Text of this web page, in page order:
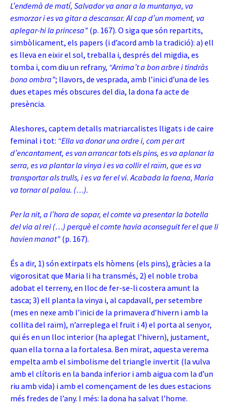
L’endemà de matí, Salvador va anar a la muntanya, va
esmorzar i es va gitar a descansar. Al cap d’un moment, va
aplegar-hi la princesa” (p. 167). O siga que són repartits,
simbòlicament, els papers (i d’acord amb la tradició): a) ell
es lleva en eixir el sol, treballa i, després del migdia, es
tomba i, com diu un refrany, “Arrima’t a bon arbre i tindràs
bona ombra”; llavors, de vesprada, amb l’inici d’una de les
dues etapes més obscures del dia, la dona fa acte de
presència.
Aleshores, captem detalls matriarcalistes lligats i de caire
feminal i tot: “Ella va donar una ordre i, com per art
d’encantament, es van arrancar tots els pins, es va aplanar la
serra, es va plantar la vinya i es va collir el raïm, que es va
transportar als trulls, i es va fer el vi. Acabada la faena, Maria
va tornar al palau. (…).
Per la nit, a l’hora de sopar, el comte va presentar la botella
del via al rei (…) perquè el comte havia aconseguit fer el que li
havien manat” (p. 167).
És a dir, 1) són extirpats els hòmens (els pins), gràcies a la
vigorositat que Maria li ha transmés, 2) el noble troba
adobat el terreny, en lloc de fer-se-li costera amunt la
tasca; 3) ell planta la vinya i, al capdavall, per setembre
(mes en nexe amb l’inici de la primavera d’hivern i amb la
collita del raïm), n’arreplega el fruit i 4) el porta al senyor,
qui és en un lloc interior (ha aplegat l’hivern), justament,
quan ella torna a la fortalesa. Ben mirat, aquesta verema
empelta amb el simbolisme del triangle invertit (la vulva
amb el clítoris en la banda inferior i amb aigua com la d’un
riu amb vida) i amb el començament de les dues estacions
més fredes de l’any. I més: la dona ha salvat l’home.